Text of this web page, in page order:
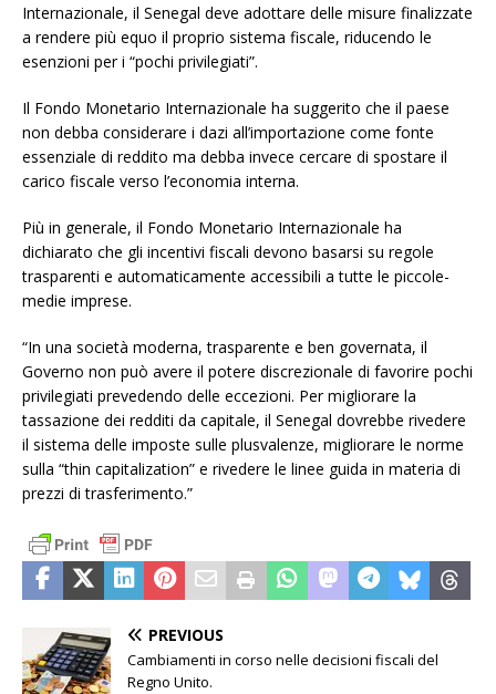
Internazionale, il Senegal deve adottare delle misure finalizzate
a rendere più equo il proprio sistema fiscale, riducendo le
esenzioni per i “pochi privilegiati”.
Il Fondo Monetario Internazionale ha suggerito che il paese
non debba considerare i dazi all’importazione come fonte
essenziale di reddito ma debba invece cercare di spostare il
carico fiscale verso l’economia interna.
Più in generale, il Fondo Monetario Internazionale ha
dichiarato che gli incentivi fiscali devono basarsi su regole
trasparenti e automaticamente accessibili a tutte le piccole-
medie imprese.
“In una società moderna, trasparente e ben governata, il
Governo non può avere il potere discrezionale di favorire pochi
privilegiati prevedendo delle eccezioni. Per migliorare la
tassazione dei redditi da capitale, il Senegal dovrebbe rivedere
il sistema delle imposte sulle plusvalenze, migliorare le norme
sulla “thin capitalization” e rivedere le linee guida in materia di
prezzi di trasferimento.”
PREVIOUS
Cambiamenti in corso nelle decisioni fiscali del
Regno Unito.